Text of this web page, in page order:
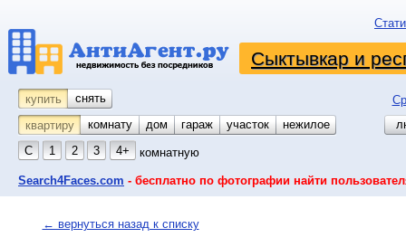
Сыктывкар и
купить снять
квартиру
комнату койко-место
дом гараж участок
нежилое
С
1 2 3 4+ комнатную
Search4Faces.com - бесплатно по фотографии найти
← вернуться назад к списку